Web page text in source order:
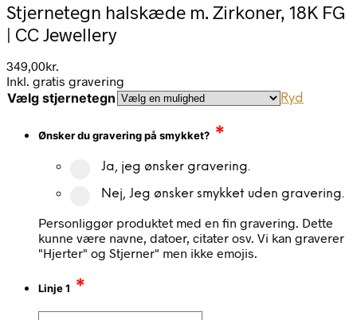
Stjernetegn halskæde m. Zirkoner, 18K FG
| CC Jewellery
349,00kr.
Inkl. gratis gravering
Vælg stjernetegn Ryd
Ønsker du gravering på smykket? *
Ja, jeg ønsker gravering.
Nej, Jeg ønsker smykket uden gravering.
Personliggør produktet med en fin gravering. Dette
kunne være navne, datoer, citater osv. Vi kan graverer
"Hjerter" og Stjerner" men ikke emojis.
Linje 1 *